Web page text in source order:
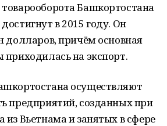
Башкортостана
в 2015 году. Он
долларов, причём основная
приходилась на экспорт.
осуществляют
предприятий, созданных при
из Вьетнама и занятых в сфере